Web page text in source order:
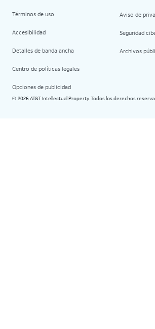
Términos de uso
Accesibilidad
Detalles de banda ancha
Centro de políticas legales
Opciones de publicidad
Aviso de
Seguridad
Archivos
© 2026 AT&T Intellectual Property. Todos los derechos